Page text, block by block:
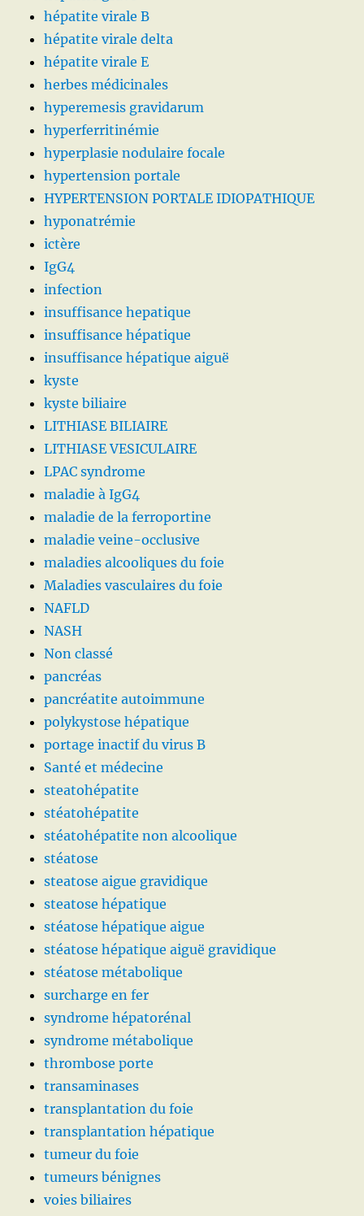
hépatite virale B
hépatite virale delta
hépatite virale E
herbes médicinales
hyperemesis gravidarum
hyperferritinémie
hyperplasie nodulaire focale
hypertension portale
HYPERTENSION PORTALE IDIOPATHIQUE
hyponatrémie
ictère
IgG4
infection
insuffisance hepatique
insuffisance hépatique
insuffisance hépatique aiguë
kyste
kyste biliaire
LITHIASE BILIAIRE
LITHIASE VESICULAIRE
LPAC syndrome
maladie à IgG4
maladie de la ferroportine
maladie veine-occlusive
maladies alcooliques du foie
Maladies vasculaires du foie
NAFLD
NASH
Non classé
pancréas
pancréatite autoimmune
polykystose hépatique
portage inactif du virus B
Santé et médecine
steatohépatite
stéatohépatite
stéatohépatite non alcoolique
stéatose
steatose aigue gravidique
steatose hépatique
stéatose hépatique aigue
stéatose hépatique aiguë gravidique
stéatose métabolique
surcharge en fer
syndrome hépatorénal
syndrome métabolique
thrombose porte
transaminases
transplantation du foie
transplantation hépatique
tumeur du foie
tumeurs bénignes
voies biliaires